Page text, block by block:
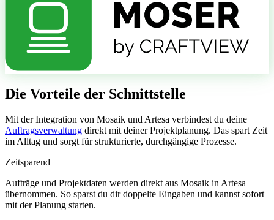
Die Vorteile der Schnittstelle
Mit der Integration von Mosaik und Artesa verbindest du deine
Auftragsverwaltung direkt mit deiner Projektplanung. Das spart Zeit
im Alltag und sorgt für strukturierte, durchgängige Prozesse.
Zeitsparend
Aufträge und Projektdaten werden direkt aus Mosaik in Artesa
übernommen. So sparst du dir doppelte Eingaben und kannst sofort
mit der Planung starten.